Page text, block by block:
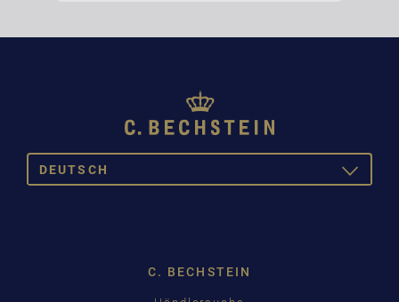
DEUTSCH
TOGGLE
C. BECHSTEIN